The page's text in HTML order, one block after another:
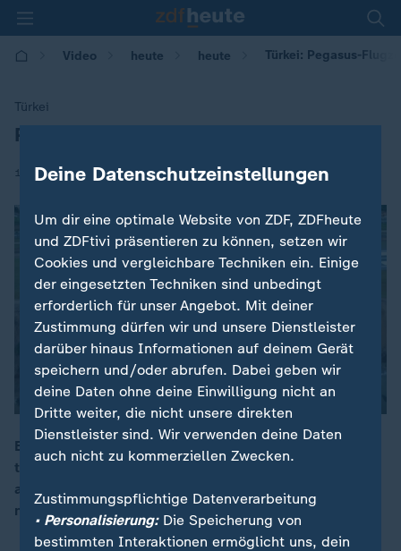
Video heute heute Türkei: Pegasus-
Türkei
:Pegasus-Flugzeug kommt von Piste ab
14.01.2018 | 13:43
Eine Passagiermaschine der Airline Pegasus ist in der
türkischen Stadt Trabzon von der Landebahn
abgekommen. Medienberichten zufolge wurde
niemand verletzt.
Deine Datenschutzeinstellungen
Um dir eine optimale Website von ZDF, ZDFheute
und ZDFtivi präsentieren zu können, setzen wir
Cookies und vergleichbare Techniken ein. Einige
der eingesetzten Techniken sind unbedingt
erforderlich für unser Angebot. Mit deiner
Zustimmung dürfen wir und unsere Dienstleister
darüber hinaus Informationen auf deinem Gerät
speichern und/oder abrufen. Dabei geben wir
deine Daten ohne deine Einwilligung nicht an
Dritte weiter, die nicht unsere direkten
Dienstleister sind. Wir verwenden deine Daten
auch nicht zu kommerziellen Zwecken.
Zustimmungspflichtige Datenverarbeitung
• Personalisierung:Die Speicherung von
bestimmten Interaktionen ermöglicht uns, dein